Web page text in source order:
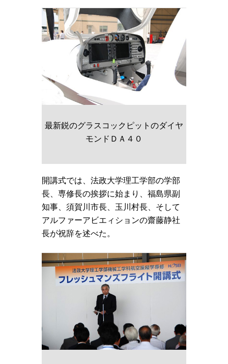
最新鋭のグラスコックピットのダイヤ
モンドＤＡ４０
開講式では、法政大学理工学部の学部
長、専修長の挨拶に始まり、福島県副
知事、須賀川市長、玉川村長、そして
アルファーアビエィションの齋藤静社
長が祝辞を述べた。